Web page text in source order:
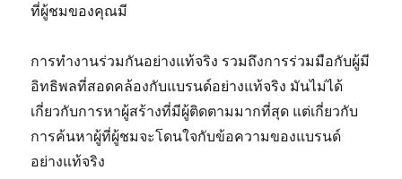
ที่ผู้ชมของคุณมี
การทำงานร่วมกันอย่างแท้จริง รวมถึงการร่วมมือกับผู้มี
อิทธิพลที่สอดคล้องกับแบรนด์อย่างแท้จริง มันไม่ได้
เกี่ยวกับการหาผู้สร้างที่มีผู้ติดตามมากที่สุด แต่เกี่ยวกับ
การค้นหาผู้ที่ผู้ชมจะโดนใจกับข้อความของแบรนด์
อย่างแท้จริง